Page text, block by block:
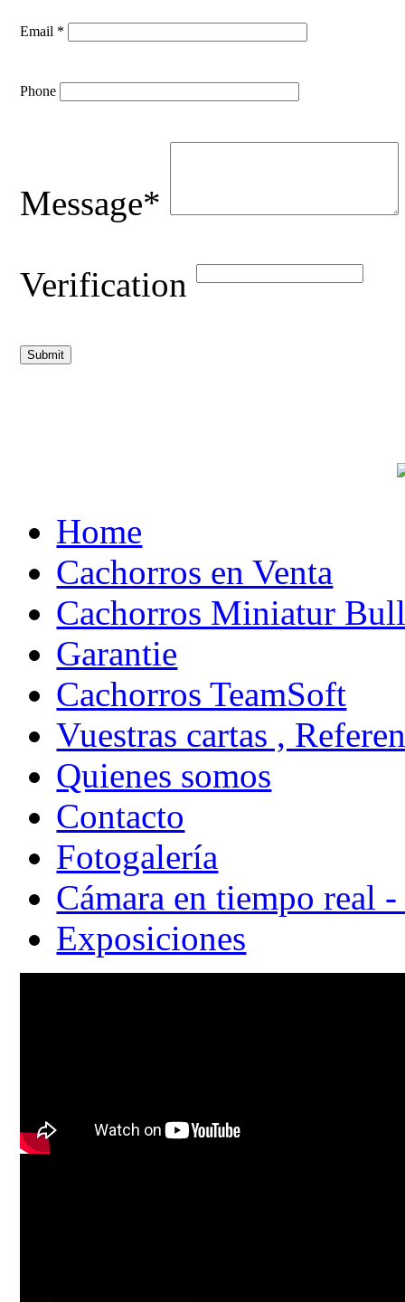
Email *
Phone
Message*
Verification
Home
Cachorros en Venta
Cachorros Miniatur
Garantie
Cachorros TeamSoft
Vuestras cartas ,
Quienes somos
Contacto
Fotogalería
Cámara en tiempo real
Exposiciones